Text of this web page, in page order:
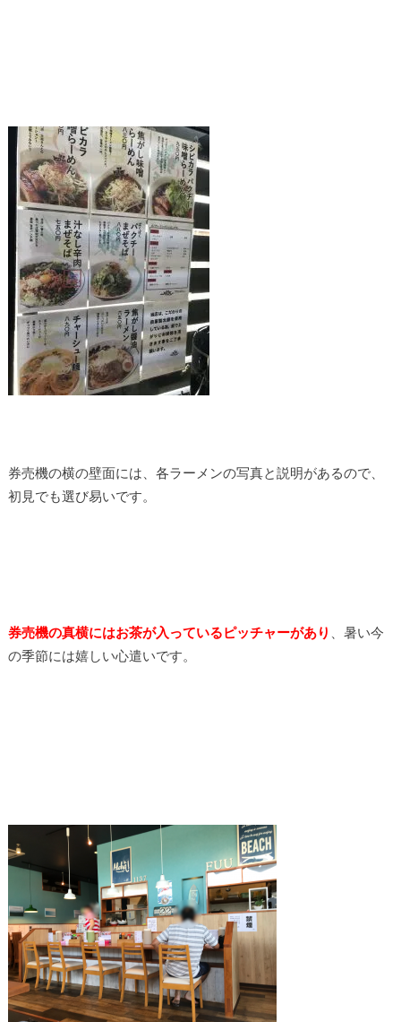
券売機の横の壁面には、各ラーメンの写真と説明があるので、
初見でも選び易いです。
券売機の真横にはお茶が入っているピッチャーがあり
、暑い今
の季節には嬉しい心遣いです。